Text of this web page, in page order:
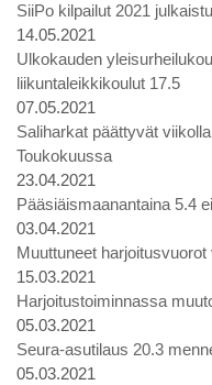
SiiPo kilpailut 2021
14.05.2021
Ulkokauden
liikuntaleikkikoulut 17.5
07.05.2021
Saliharkat päättyvät
Toukokuussa
23.04.2021
Pääsiäismaanantaina 5.4
03.04.2021
Muuttuneet harjoitusvuorot
15.03.2021
Harjoitustoiminnassa
05.03.2021
Seura-asutilaus 20.3
05.03.2021